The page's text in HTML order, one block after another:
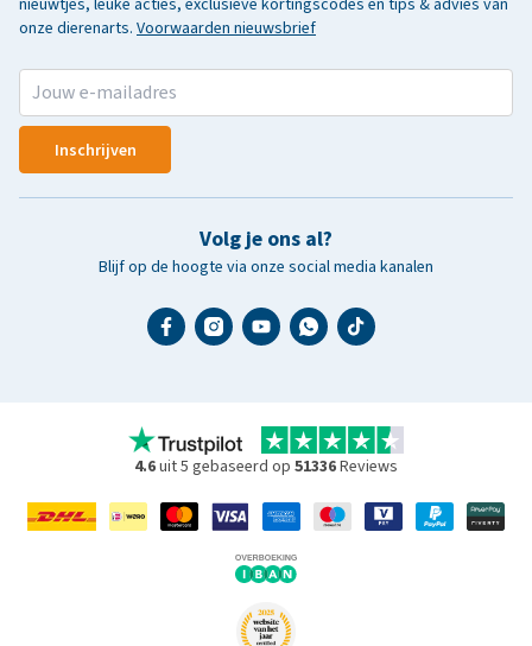
onze dierenarts. Voorwaarden nieuwsbrief
Inschrijven
Volg je ons al?
Blijf op de hoogte via onze social media kanalen
4.6uit 5 gebaseerd op 51336Reviews